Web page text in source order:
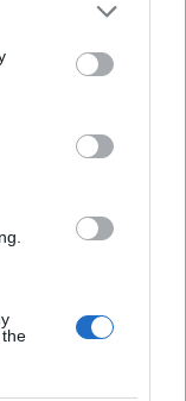
tempo,
forze
americana
per
il legittimo
piuttosto